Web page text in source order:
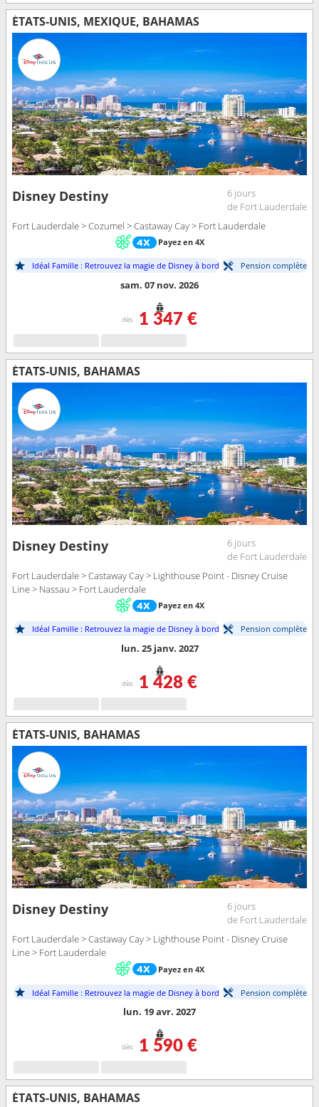
ÉTATS-UNIS, MEXIQUE, BAHAMAS
Disney Destiny
6 jours
de Fort Lauderdale
Fort Lauderdale > Cozumel > Castaway Cay > Fort Lauderdale
Payez en 4X
Idéal Famille : Retrouvez la magie de Disney à bord Pension complète
sam. 07 nov. 2026
dès 1 347 €
ÉTATS-UNIS, BAHAMAS
Disney Destiny
6 jours
de Fort Lauderdale
Fort Lauderdale > Castaway Cay > Lighthouse Point - Disney Cruise
Line > Nassau > Fort Lauderdale
Payez en 4X
Idéal Famille : Retrouvez la magie de Disney à bord Pension complète
lun. 25 janv. 2027
dès 1 428 €
ÉTATS-UNIS, BAHAMAS
Disney Destiny
6 jours
de Fort Lauderdale
Fort Lauderdale > Castaway Cay > Lighthouse Point - Disney Cruise
Line > Fort Lauderdale
Payez en 4X
Idéal Famille : Retrouvez la magie de Disney à bord Pension complète
lun. 19 avr. 2027
dès 1 590 €
ÉTATS-UNIS, BAHAMAS